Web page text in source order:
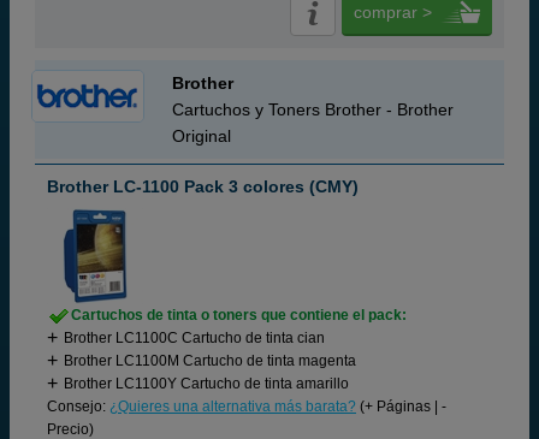
comprar >
Brother
Cartuchos y Toners Brother - Brother
Original
Brother LC-1100 Pack 3 colores (CMY)
Cartuchos de tinta o toners que contiene el pack:
Brother LC1100C Cartucho de tinta cian
Brother LC1100M Cartucho de tinta magenta
Brother LC1100Y Cartucho de tinta amarillo
Consejo: ¿Quieres una alternativa más barata? (+ Páginas | -
Precio)